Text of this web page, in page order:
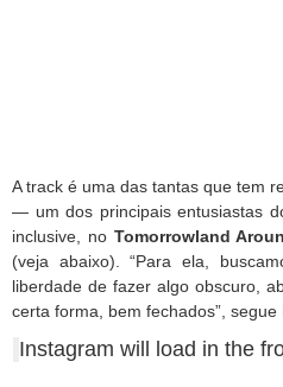
A track é uma das tantas que tem
— um dos principais entusiastas
inclusive, no Tomorrowland
(veja abaixo). “Para ela,
liberdade de fazer algo obscuro,
certa forma, bem fechados”, segue
Instagram will load in the